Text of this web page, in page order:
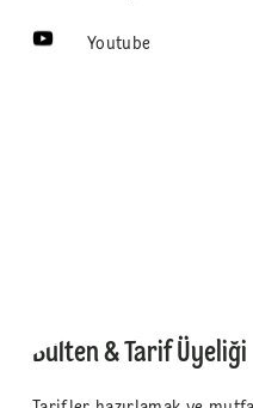
Youtube
Bülten & Tarif Üyeliği